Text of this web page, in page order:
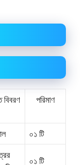
বিবরণ পরিমাণ
০১ টি
০১ টি